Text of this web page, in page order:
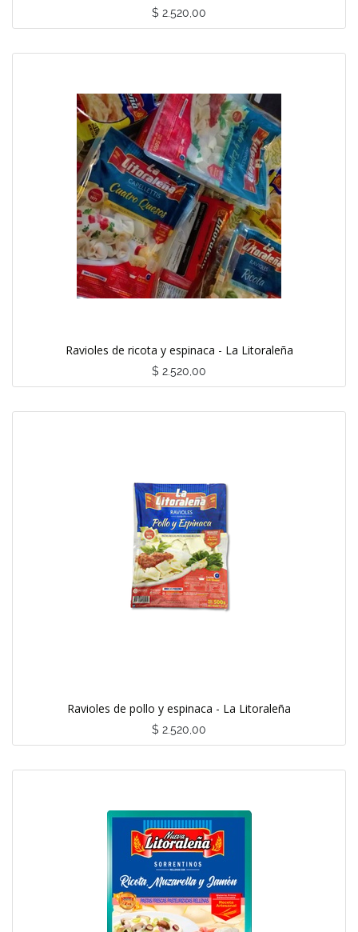
$ 2.520,00
Ravioles de ricota y espinaca - La Litoraleña
$ 2.520,00
Ravioles de pollo y espinaca - La Litoraleña
$ 2.520,00